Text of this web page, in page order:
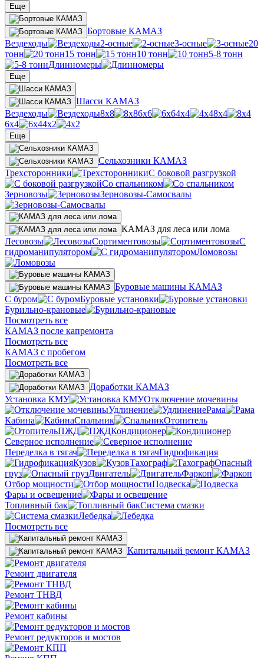
Еще
Бортовые КАМАЗ
Вездеходы
2-осные 3-осные
20
тонн
15 тонн 10 тонн
5-8 тонн
Длинномеры
Еще
Шасси КАМАЗ
Вездеходы
8х8 6х6 4х4
8х4
6х4
4х2
Еще
Сельхозники КАМАЗ
Трехсторонники
С боковой разгрузкой
Со спальником
Зерновозы
Зерновозы-Самосвалы
КАМАЗ для леса или лома
Лесовозы
Сортиментовозы
С
гидроманипулятором
Ломовозы
Буровые машины КАМАЗ
С буром
Буровые установки
Бурильно-крановые
Посмотреть все
КАМАЗ после капремонта
Посмотреть все
КАМАЗ с пробегом
Посмотреть все
Доработки КАМАЗ
Установка КМУ
Отключение мочевины
Удлинение
Рама
Кабина
Спальник
Отопитель
ПЖД
Кондиционер
Северное исполнение
Переделка в тягач
Гидрофикация
Кузов
Тахограф
Опасный
груз
Двигатель
Фаркоп
Отбор мощности
Подвеска
Фары и освещение
Топливный бак
Система смазки
Лебедка
Посмотреть все
Капитальный ремонт КАМАЗ
Ремонт двигателя
Ремонт ТНВД
Ремонт кабины
Ремонт редукторов и мостов